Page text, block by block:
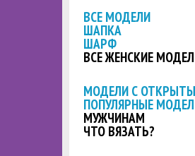
ВСЕ МОДЕЛИ
ШАПКА
ШАРФ
ВСЕ ЖЕНСКИЕ
МОДЕЛИ С
ПОПУЛЯРНЫЕ
МУЖЧИНАМ
ЧТО ВЯЗАТЬ?